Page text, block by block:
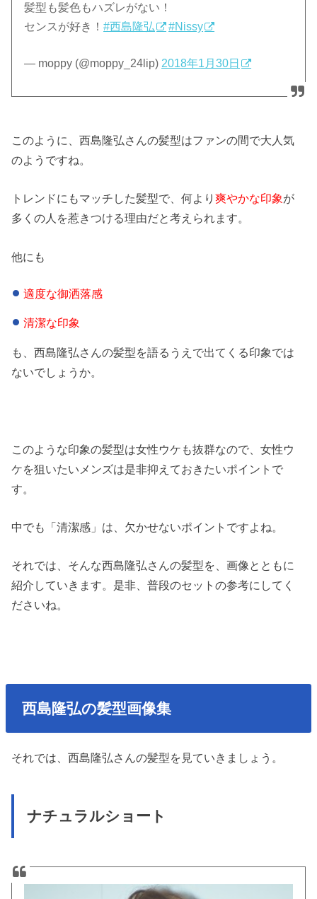
髪型も髪色もハズレがない！
センスが好き！#西島隆弘 #Nissy
— moppy (@moppy_24lip) 2018年1月30日
このように、西島隆弘さんの髪型はファンの間で大人気
のようですね。
トレンドにもマッチした髪型で、何より爽やかな印象が
多くの人を惹きつける理由だと考えられます。
他にも
適度な御洒落感
清潔な印象
も、西島隆弘さんの髪型を語るうえで出てくる印象では
ないでしょうか。
このような印象の髪型は女性ウケも抜群なので、女性ウ
ケを狙いたいメンズは是非抑えておきたいポイントで
す。
中でも「清潔感」は、欠かせないポイントですよね。
それでは、そんな西島隆弘さんの髪型を、画像とともに
紹介していきます。是非、普段のセットの参考にしてく
ださいね。
西島隆弘の髪型画像集
それでは、西島隆弘さんの髪型を見ていきましょう。
ナチュラルショート